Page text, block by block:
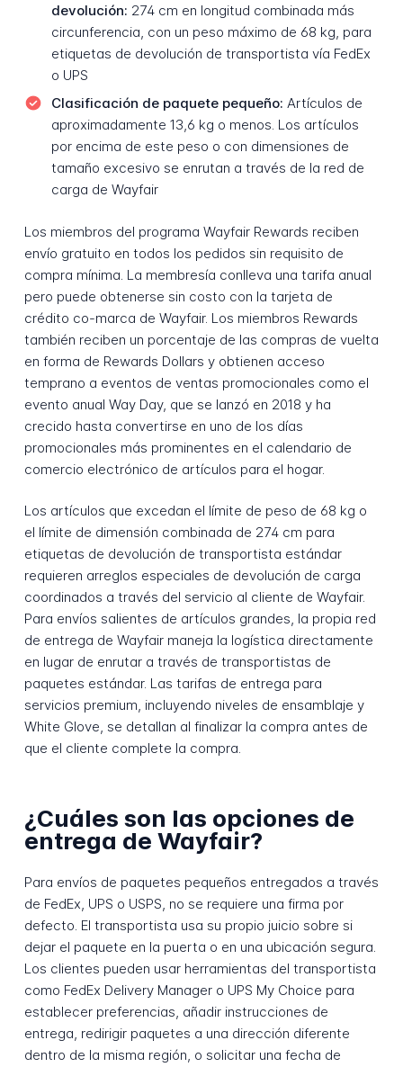
devolución: 274 cm en longitud combinada más
circunferencia, con un peso máximo de 68 kg, para
etiquetas de devolución de transportista vía FedEx
o UPS
Clasificación de paquete pequeño: Artículos de
aproximadamente 13,6 kg o menos. Los artículos
por encima de este peso o con dimensiones de
tamaño excesivo se enrutan a través de la red de
carga de Wayfair
Los miembros del programa Wayfair Rewards reciben
envío gratuito en todos los pedidos sin requisito de
compra mínima. La membresía conlleva una tarifa anual
pero puede obtenerse sin costo con la tarjeta de
crédito co-marca de Wayfair. Los miembros Rewards
también reciben un porcentaje de las compras de vuelta
en forma de Rewards Dollars y obtienen acceso
temprano a eventos de ventas promocionales como el
evento anual Way Day, que se lanzó en 2018 y ha
crecido hasta convertirse en uno de los días
promocionales más prominentes en el calendario de
comercio electrónico de artículos para el hogar.
Los artículos que excedan el límite de peso de 68 kg o
el límite de dimensión combinada de 274 cm para
etiquetas de devolución de transportista estándar
requieren arreglos especiales de devolución de carga
coordinados a través del servicio al cliente de Wayfair.
Para envíos salientes de artículos grandes, la propia red
de entrega de Wayfair maneja la logística directamente
en lugar de enrutar a través de transportistas de
paquetes estándar. Las tarifas de entrega para
servicios premium, incluyendo niveles de ensamblaje y
White Glove, se detallan al finalizar la compra antes de
que el cliente complete la compra.
¿Cuáles son las opciones de
entrega de Wayfair?
Para envíos de paquetes pequeños entregados a través
de FedEx, UPS o USPS, no se requiere una firma por
defecto. El transportista usa su propio juicio sobre si
dejar el paquete en la puerta o en una ubicación segura.
Los clientes pueden usar herramientas del transportista
como FedEx Delivery Manager o UPS My Choice para
establecer preferencias, añadir instrucciones de
entrega, redirigir paquetes a una dirección diferente
dentro de la misma región, o solicitar una fecha de